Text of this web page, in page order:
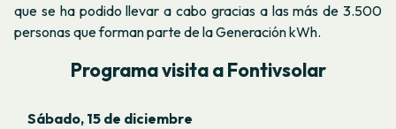
que se ha podido llevar a cabo gracias a las más de 3.500
personas que forman parte de la Generación kWh.
Programa visita a Fontivsolar
Sábado, 15 de diciembre